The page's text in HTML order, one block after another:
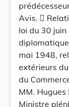
Avis. 
loi du 30
mai 1948,
extérieurs
du
MM.
Ministre